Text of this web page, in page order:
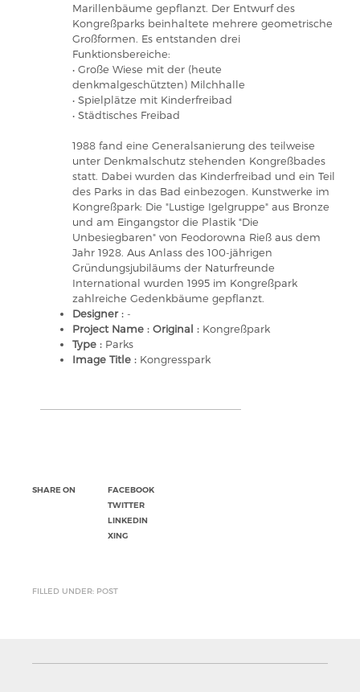
Marillenbäume gepflanzt. Der Entwurf des
Kongreßparks beinhaltete mehrere geometrische
Großformen. Es entstanden drei
Funktionsbereiche:
• Große Wiese mit der (heute
denkmalgeschützten) Milchhalle
• Spielplätze mit Kinderfreibad
• Städtisches Freibad
1988 fand eine Generalsanierung des teilweise
unter Denkmalschutz stehenden Kongreßbades
statt. Dabei wurden das Kinderfreibad und ein Teil
des Parks in das Bad einbezogen. Kunstwerke im
Kongreßpark: Die "Lustige Igelgruppe" aus Bronze
und am Eingangstor die Plastik "Die
Unbesiegbaren" von Feodorowna Rieß aus dem
Jahr 1928. Aus Anlass des 100-jährigen
Gründungsjubiläums der Naturfreunde
International wurden 1995 im Kongreßpark
zahlreiche Gedenkbäume gepflanzt.
Designer : -
Project Name : Original : Kongreßpark
Type : Parks
Image Title : Kongresspark
SHARE ON
FACEBOOK
TWITTER
LINKEDIN
XING
FILLED UNDER: POST